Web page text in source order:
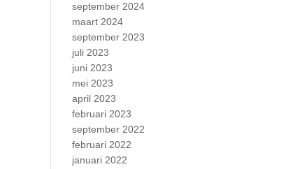
september 2024
maart 2024
september 2023
juli 2023
juni 2023
mei 2023
april 2023
februari 2023
september 2022
februari 2022
januari 2022